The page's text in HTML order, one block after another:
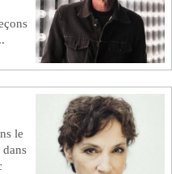
le